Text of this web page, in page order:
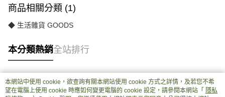
商品相關分類 (1)
◆ 生活雜貨 GOODS
本分類熱銷全站排行
熱門標籤
本網站中使用 cookie，欲查詢有關本網站使用 cookie 方式之詳情，及若您不希
望在電腦上使用 cookie 時應如何變更電腦的 cookie 設定，請參閱本網站「 隱私